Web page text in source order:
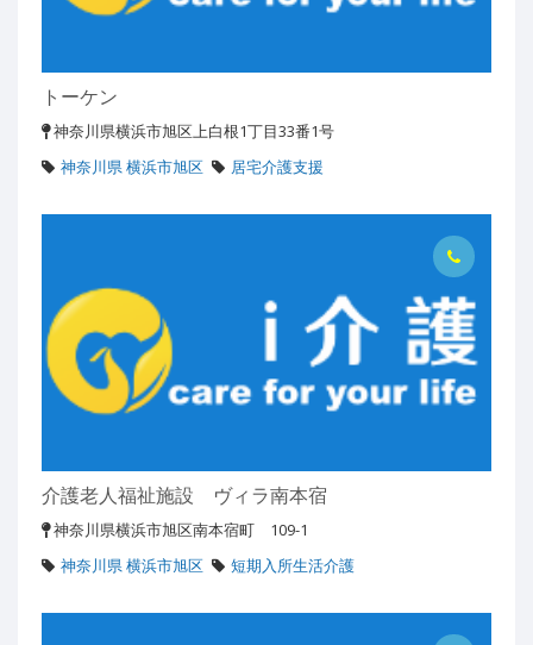
トーケン
神奈川県横浜市旭区上白根1丁目33番1号
神奈川県 横浜市旭区
居宅介護支援
介護老人福祉施設 ヴィラ南本宿
神奈川県横浜市旭区南本宿町 109-1
神奈川県 横浜市旭区
短期入所生活介護